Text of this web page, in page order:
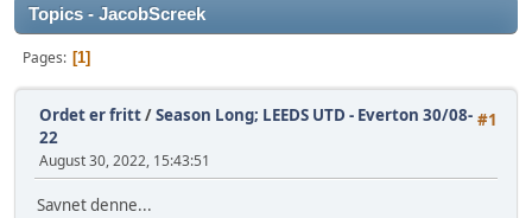
Topics - JacobScreek
Pages 1
#1
Ordet er fritt/Season Long; LEEDS UTD - Everton 30/08-
22
August 30, 2022, 15:43:51
Savnet denne...